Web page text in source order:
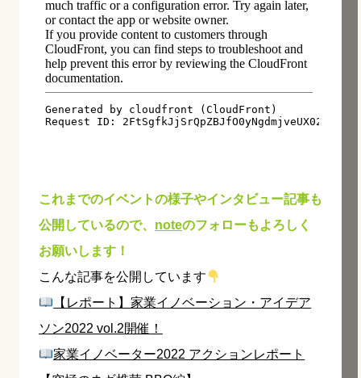
これまでのイベントの様子やインタビュー記事も
公開しているので、 noteのフォローもよろしく
お願いします！
こんな記事を公開しています
【レポート】家業イノベーション・アイデア
ソン2022 vol.2開催！
家業イノベーター2022 アクションレポート